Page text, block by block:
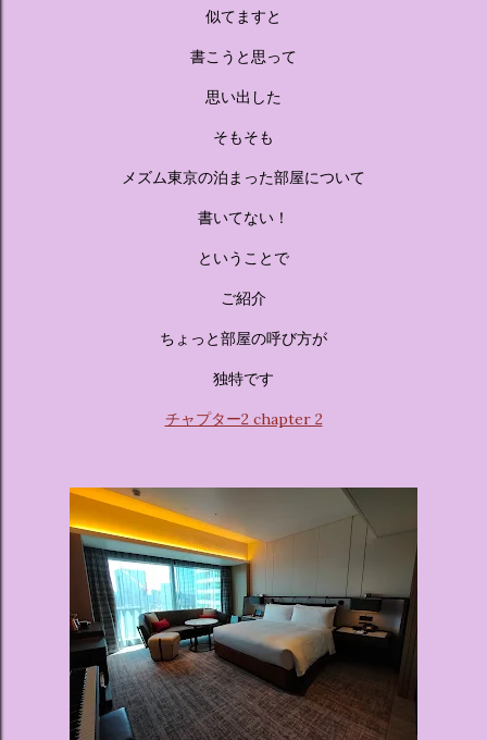
似てますと
書こうと思って
思い出した
そもそも
メズム東京の泊まった部屋について
書いてない！
ということで
ご紹介
ちょっと部屋の呼び方が
独特です
チャプター2 chapter 2